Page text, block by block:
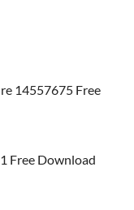
14557675 Free
Free Download